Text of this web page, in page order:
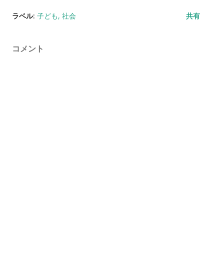
ラベル: 子ども 社会 共有
コメント